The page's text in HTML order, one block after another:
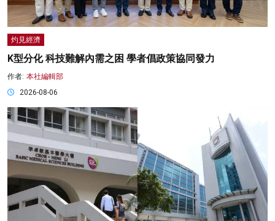
灼見經濟
K型分化 科技難解內需之困 學者倡政策協同發力
作者: 本社編輯部
2026-08-06